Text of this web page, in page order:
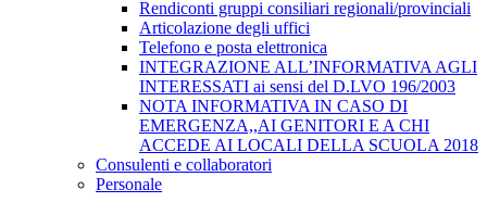
Rendiconti gruppi consiliari regionali/provinciali
Articolazione degli uffici
Telefono e posta elettronica
INTEGRAZIONE ALL’INFORMATIVA AGLI
INTERESSATI ai sensi del D.LVO 196/2003
NOTA INFORMATIVA IN CASO DI
EMERGENZA,,AI GENITORI E A CHI
ACCEDE AI LOCALI DELLA SCUOLA 2018
Consulenti e collaboratori
Personale